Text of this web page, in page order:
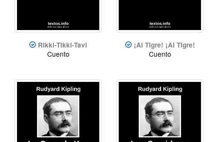
Rikki-Tikki-Tavi
Cuento
¡Al Tigre! ¡Al Tigre!
Cuento